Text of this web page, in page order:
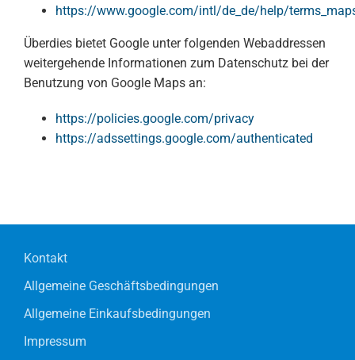
https://www.google.com/intl/de_de/help/
Überdies bietet Google unter folgenden Webaddressen
weitergehende Informationen zum Datenschutz bei der
Benutzung von Google Maps an:
https://policies.google.com/privacy
https://adssettings.google.com/authenticated
Kontakt
Allgemeine Geschäftsbedingungen
Allgemeine Einkaufsbedingungen
Impressum